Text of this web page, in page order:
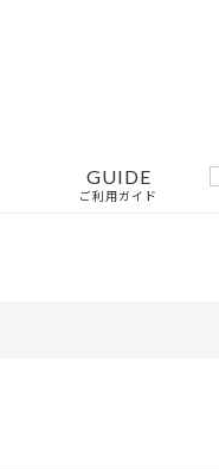
GUIDE
ご利用ガイド